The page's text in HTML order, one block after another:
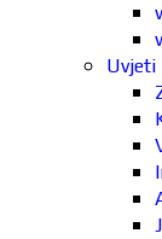
Uvjeti